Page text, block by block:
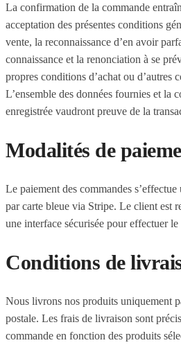
La confirmation de la commande
acceptation des présentes conditions
vente, la reconnaissance d’en avoir
connaissance et la renonciation à se
propres conditions d’achat ou d’autres
L’ensemble des données fournies et la
enregistrée vaudront preuve de la
Modalités de
Le paiement des commandes
par carte bleue via Stripe. Le client est
une interface sécurisée pour effectuer le
Conditions de
Nous livrons nos produits uniquement
postale. Les frais de livraison sont
commande en fonction des produits